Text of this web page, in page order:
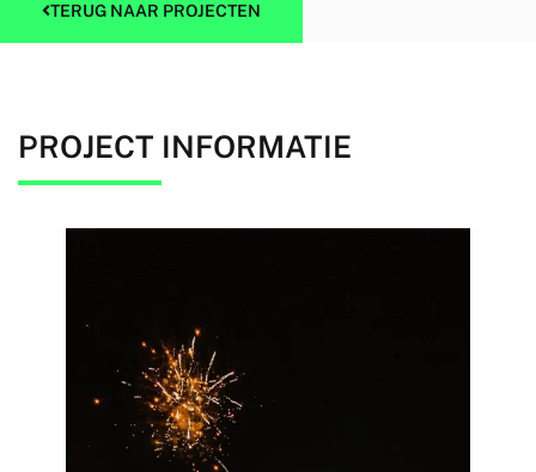
TERUG NAAR PROJECTEN
PROJECT INFORMATIE